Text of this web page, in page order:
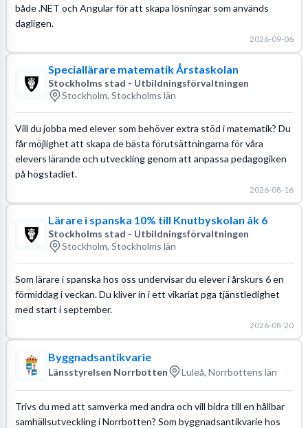
både .NET och Angular för att skapa lösningar som används
dagligen.
2026-09-06
Speciallärare matematik Årstaskolan
Stockholms stad - Utbildningsförvaltningen
Stockholm, Stockholms län
Vill du jobba med elever som behöver extra stöd i matematik? Du
får möjlighet att skapa de bästa förutsättningarna för våra
elevers lärande och utveckling genom att anpassa pedagogiken
på högstadiet.
2026-08-16
Lärare i spanska 10% till Knutbyskolan åk 6
Stockholms stad - Utbildningsförvaltningen
Stockholm, Stockholms län
Som lärare i spanska hos oss undervisar du elever i årskurs 6 en
förmiddag i veckan. Du kliver in i ett vikariat pga tjänstledighet
med start i september.
2026-08-20
Byggnadsantikvarie
Länsstyrelsen Norrbotten Luleå, Norrbottens län
Trivs du med att samverka med andra och vill bidra till en hållbar
samhällsutveckling i Norrbotten? Som byggnadsantikvarie hos